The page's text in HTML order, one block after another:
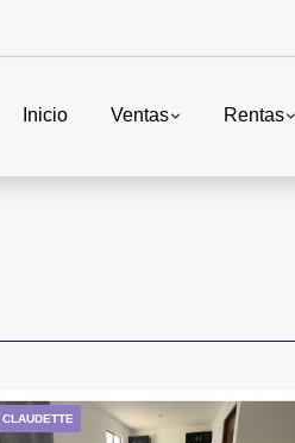
Inicio Ventas Rentas
CLAUDETTE